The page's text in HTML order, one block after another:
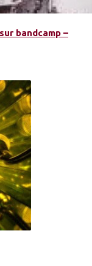
bandcamp –